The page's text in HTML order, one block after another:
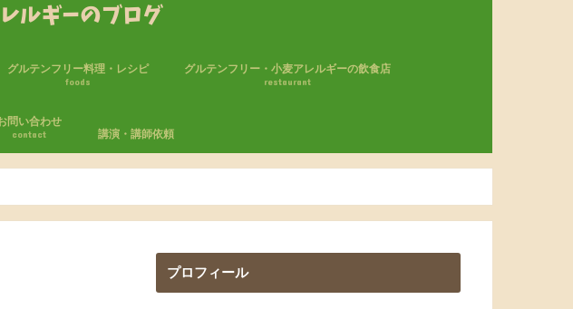
グルテンフリー料理・レシピ
foods
おやつ
パン
米粉・ライスジュレ
調味料
麺
グルテンフリー・小麦アレルギーの飲食店
restaurant
ること
問い合わせ
contact 講演・講師依頼
プロフィール